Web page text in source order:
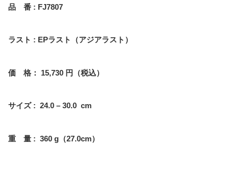
品 番 : FJ7807
ラスト : EPラスト（アジアラスト）
価 格： 15,730 円（税込）
サイズ : 24.0 – 30.0 cm
重 量 : 360 g（27.0cm）